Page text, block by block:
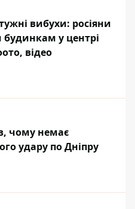
вибухи: росіяни
у центрі
відео
чому немає
удару по Дніпру